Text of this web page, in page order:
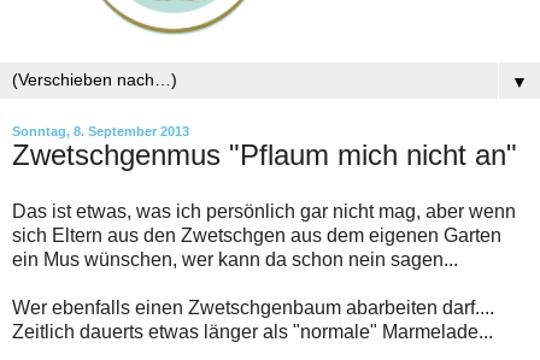
▼
Sonntag, 8. September 2013
Zwetschgenmus "Pflaum mich nicht an"
Das ist etwas, was ich persönlich gar nicht mag, aber wenn
sich Eltern aus den Zwetschgen aus dem eigenen Garten
ein Mus wünschen, wer kann da schon nein sagen...
Wer ebenfalls einen Zwetschgenbaum abarbeiten darf....
Zeitlich dauerts etwas länger als "normale" Marmelade...